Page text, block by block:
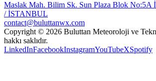
Maslak Mah. Bilim Sk. Sun Plaza Blok No:5A
/ İSTANBUL
contact@buluttanwx.com
Copyright © 2026 Buluttan Meteoroloji ve
hakkı saklıdır.
LinkedInFacebookInstagramYouTubeXSpotify